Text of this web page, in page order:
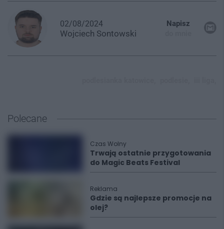
02/08/2024
Wojciech Sontowski
Napisz
Polecane
Czas Wolny
Trwają ostatnie przygotowania
do Magic Beats Festival
Reklama
Gdzie są najlepsze promocje na
olej?